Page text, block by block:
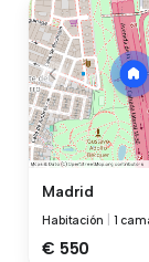
Madrid
Habitación 1
€ 550